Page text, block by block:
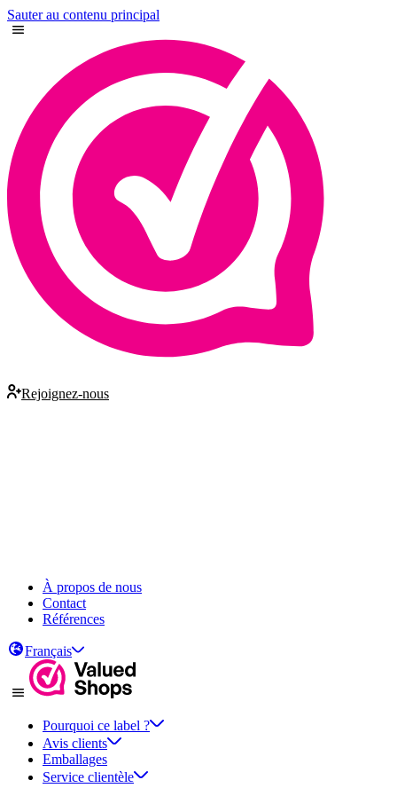
Sauter au contenu principal
Rejoignez-nous
À propos de nous
Contact
Références
Français
Pourquoi ce label ?
Avis clients
Emballages
Service clientèle